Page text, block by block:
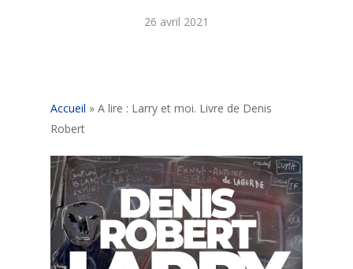
26 avril 2021
Accueil » A lire : Larry et moi. Livre de Denis
Robert